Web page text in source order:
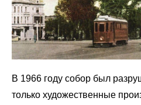
В 1966 году собор был
только художественные